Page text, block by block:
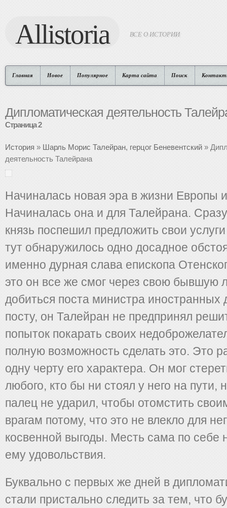
Allistoria ВСЕ О ИСТОРИИ
Главная Новое Популярное Карта сайта Поиск
Дипломатическая деятельность
Страница 2
История » Шарль Морис Талейран, герцог Беневентский »
деятельность Талейрана
Начиналась новая эра в жизни Европы
Начиналась она и для Талейрана.
князь поспешил предложить свои
тут обнаружилось одно досадное
именно дурная слава епископа
это он все же смог через свою бывшую
добиться поста министра иностранных
посту, он Талейран не предпринял
попыток покарать своих
полную возможность сделать это. Это
одну черту его характера. Он мог
любого, кто бы ни стоял у него на пути,
палец не ударил, чтобы отомстить
врагам потому, что это не влекло для
косвенной выгоды. Месть сама по себе
ему удовольствия.
Буквально с первых же дней в
стали пристально следить за тем, что